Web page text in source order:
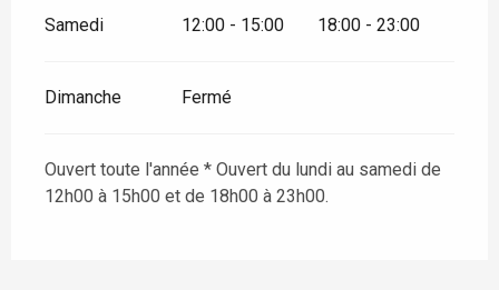
Samedi 12:00 - 15:00 18:00 - 23:00
Dimanche Fermé
Ouvert toute l'année * Ouvert du lundi au samedi de
12h00 à 15h00 et de 18h00 à 23h00.